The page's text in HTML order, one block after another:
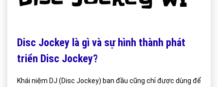
Disc Jockey là gì và sự hình thành phát
triển Disc Jockey?
Khái niệm DJ (Disc Jockey) ban đầu cũng chỉ được dùng để